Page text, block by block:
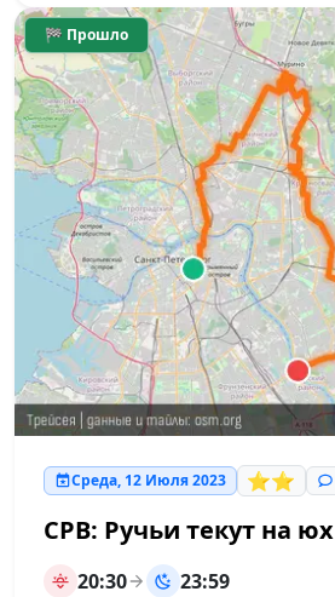
🏁 Прошло
Среда, 12 Июля 2023 ⭐⭐
СРВ: Ручьи текут на юх
20:30 23:59